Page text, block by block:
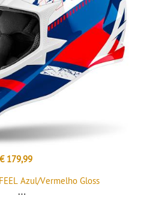
€ 179,99
Azul/Vermelho Gloss